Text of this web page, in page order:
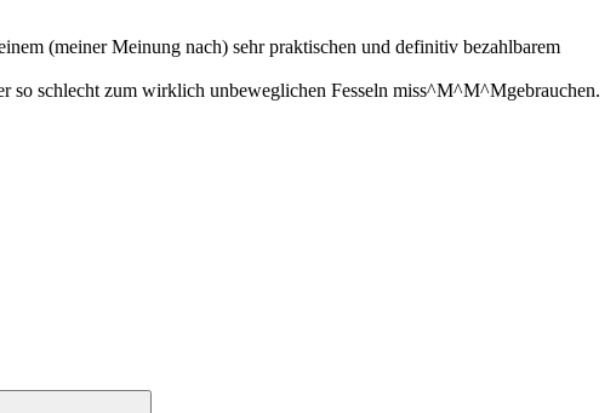
(meiner Meinung nach) sehr praktischen und definitiv bezahlbarem
so schlecht zum wirklich unbeweglichen Fesseln miss^M^M^Mgebrauchen.